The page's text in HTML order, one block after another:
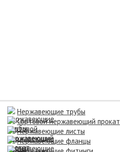
Нержавеющие трубы
Сортовой нержавеющий прокат
Нержавеющие листы
Нержавеющие фланцы